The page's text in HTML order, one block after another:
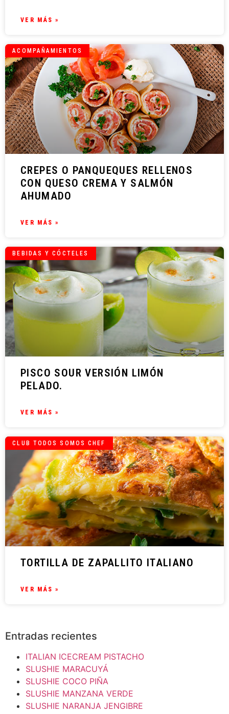
VER MÁS »
ACOMPAÑAMIENTOS
CREPES O PANQUEQUES RELLENOS
CON QUESO CREMA Y SALMÓN
AHUMADO
VER MÁS »
BEBIDAS Y CÓCTELES
PISCO SOUR VERSIÓN LIMÓN
PELADO.
VER MÁS »
CLUB TODOS SOMOS CHEF
TORTILLA DE ZAPALLITO ITALIANO
VER MÁS »
Entradas recientes
ITALIAN ICECREAM PISTACHO
SLUSHIE MARACUYÁ
SLUSHIE COCO PIÑA
SLUSHIE MANZANA VERDE
SLUSHIE NARANJA JENGIBRE